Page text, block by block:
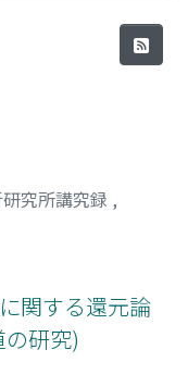
究所講究録 ,
関する還元論
研究)